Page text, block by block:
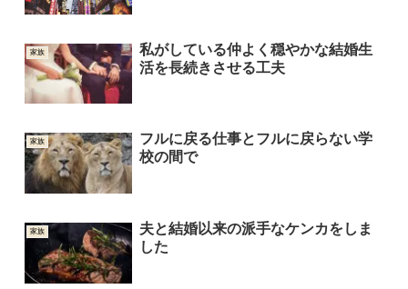
家族
私がしている仲よく穏やかな結婚生
活を長続きさせる工夫
家族
フルに戻る仕事とフルに戻らない学
校の間で
家族
夫と結婚以来の派手なケンカをしま
した